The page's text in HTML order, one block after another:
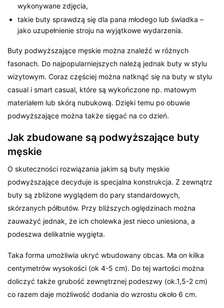
wykonywane zdjęcia,
takie buty sprawdzą się dla pana młodego lub świadka –
jako uzupełnienie stroju na wyjątkowe wydarzenia.
Buty podwyższające męskie można znaleźć w różnych
fasonach. Do najpopularniejszych należą jednak buty w stylu
wizytowym. Coraz częściej można natknąć się na buty w stylu
casual i smart casual, które są wykończone np. matowym
materiałem lub skórą nubukową. Dzięki temu po obuwie
podwyższające można także sięgać na co dzień.
Jak zbudowane są podwyższające buty
męskie
O skuteczności rozwiązania jakim są buty męskie
podwyższające decyduje is specjalna konstrukcja. Z zewnątrz
buty są zbliżone wyglądem do pary standardowych,
skórzanych półbutów. Przy bliższych oględzinach można
zauważyć jednak, że ich cholewka jest nieco uniesiona, a
podeszwa delikatnie wygięta.
Taka forma umożliwia ukryć wbudowany obcas. Ma on kilka
centymetrów wysokości (ok 4-5 cm). Do tej wartości można
doliczyć także grubość zewnętrznej podeszwy (ok.1,5-2 cm)
co razem daje możliwość dodania do wzrostu około 6 cm.